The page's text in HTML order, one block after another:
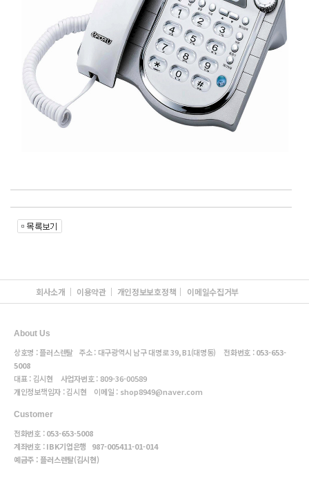
회사소개 이용약관 개인정보보호정책 이메일수집거부
About Us
상호명 : 플러스렌탈 주소 : 대구광역시 남구 대명로 39, B1(대명동) 전화번호 :053-653-
5008
대표 : 김시현 사업자번호 : 809-36-00589
개인정보책임자 : 김시현 이메일 : shop8949@naver.com
Customer
전화번호 :053-653-5008
계좌번호 :IBK기업은행
987-005411-01-014
예금주 : 플러스렌탈(김시현)